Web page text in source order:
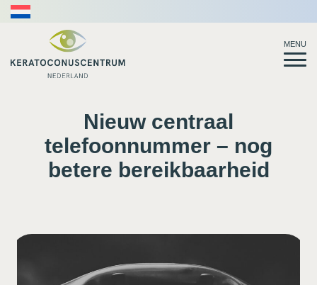
MENU
Nieuw centraal
telefoonnummer – nog
betere bereikbaarheid